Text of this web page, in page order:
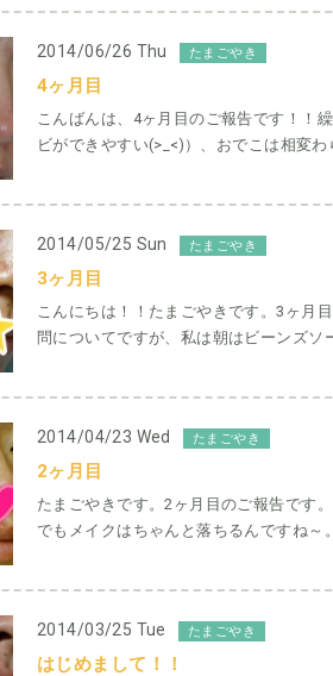
2014/06/26 Thu たまごやき
4ヶ月目
こんばんは、4ヶ月目のご報告です！！
ビができやすい(>_<)）、おでこは相変
2014/05/25 Sun たまごやき
3ヶ月目
こんにちは！！たまごやきです。3ヶ月
問についてですが、私は朝はビーンズ
2014/04/23 Wed たまごやき
2ヶ月目
たまごやきです。2ヶ月目のご報告です
でもメイクはちゃんと落ちるんですね
2014/03/25 Tue たまごやき
はじめまして！！